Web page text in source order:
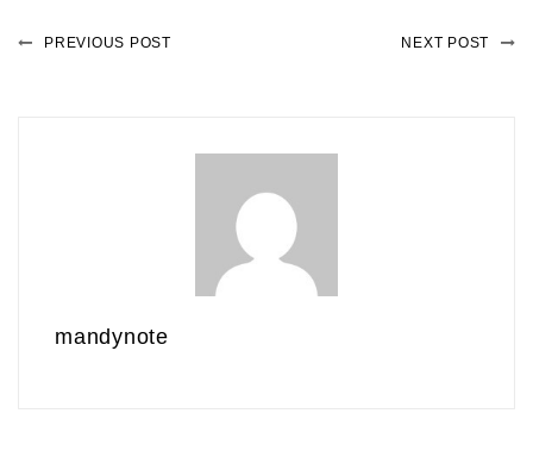
PREVIOUS POST NEXT POST
mandynote